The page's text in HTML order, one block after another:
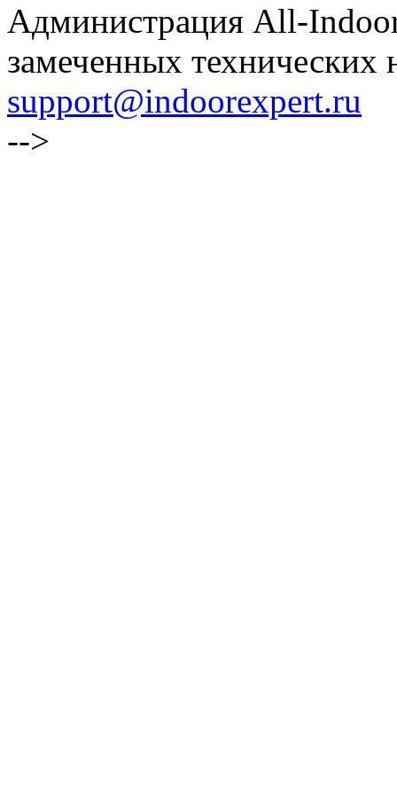
Администрация All-
замеченных технических
support@indoorexpert.ru
-->